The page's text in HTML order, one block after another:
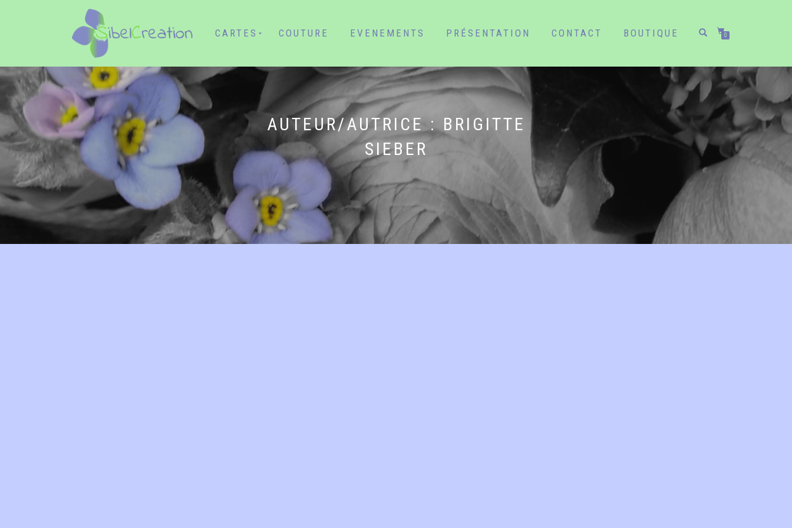
CARTES COUTURE EVENEMENTS PRÉSENTATION CONTACT BOUTIQUE 0
AUTEUR/AUTRICE : BRIGITTE
SIEBER